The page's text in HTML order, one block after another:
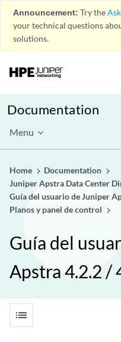
Announcement: Try the
your technical questions
solutions.
Documentation
Menu
Home
Documentation
Juniper Apstra Data Center
Guía del usuario de Juniper
Planos y panel de control
Guía del
Apstra 4.2.2 /
list